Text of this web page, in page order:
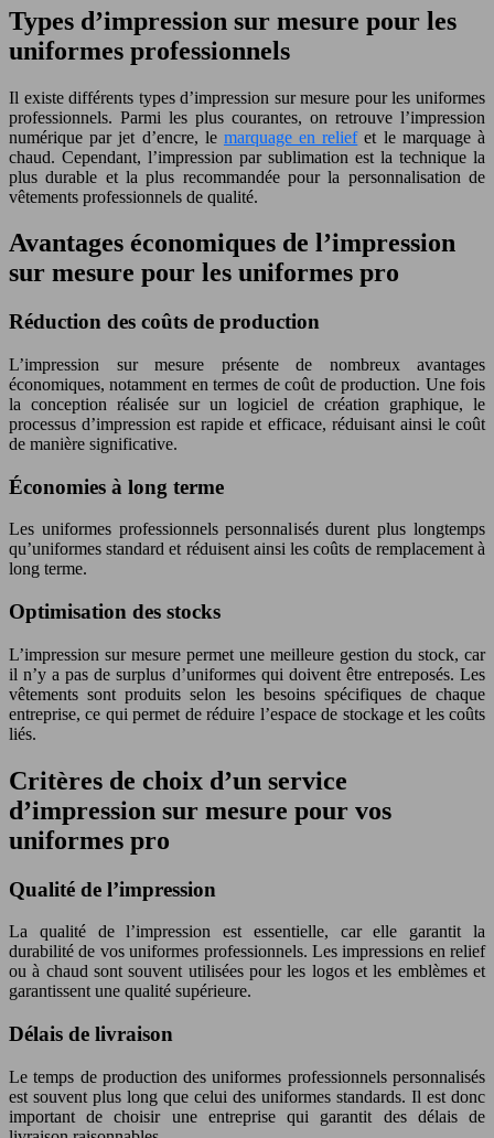
Types d’impression sur mesure pour les
uniformes professionnels
Il existe différents types d’impression sur mesure pour les uniformes
professionnels. Parmi les plus courantes, on retrouve l’impression
numérique par jet d’encre, le marquage en reliefet le marquage à
chaud. Cependant, l’impression par sublimation est la technique la
plus durable et la plus recommandée pour la personnalisation de
vêtements professionnels de qualité.
Avantages économiques de l’impression
sur mesure pour les uniformes pro
Réduction des coûts de production
L’impression sur mesure présente de nombreux avantages
économiques, notamment en termes de coût de production. Une fois
la conception réalisée sur un logiciel de création graphique, le
processus d’impression est rapide et efficace, réduisant ainsi le coût
de manière significative.
Économies à long terme
Les uniformes professionnels personnalisés durent plus longtemps
qu’uniformes standard et réduisent ainsi les coûts de remplacement à
long terme.
Optimisation des stocks
L’impression sur mesure permet une meilleure gestion du stock, car
il n’y a pas de surplus d’uniformes qui doivent être entreposés. Les
vêtements sont produits selon les besoins spécifiques de chaque
entreprise, ce qui permet de réduire l’espace de stockage et les coûts
liés.
Critères de choix d’un service
d’impression sur mesure pour vos
uniformes pro
Qualité de l’impression
La qualité de l’impression est essentielle, car elle garantit la
durabilité de vos uniformes professionnels. Les impressions en relief
ou à chaud sont souvent utilisées pour les logos et les emblèmes et
garantissent une qualité supérieure.
Délais de livraison
Le temps de production des uniformes professionnels personnalisés
est souvent plus long que celui des uniformes standards. Il est donc
important de choisir une entreprise qui garantit des délais de